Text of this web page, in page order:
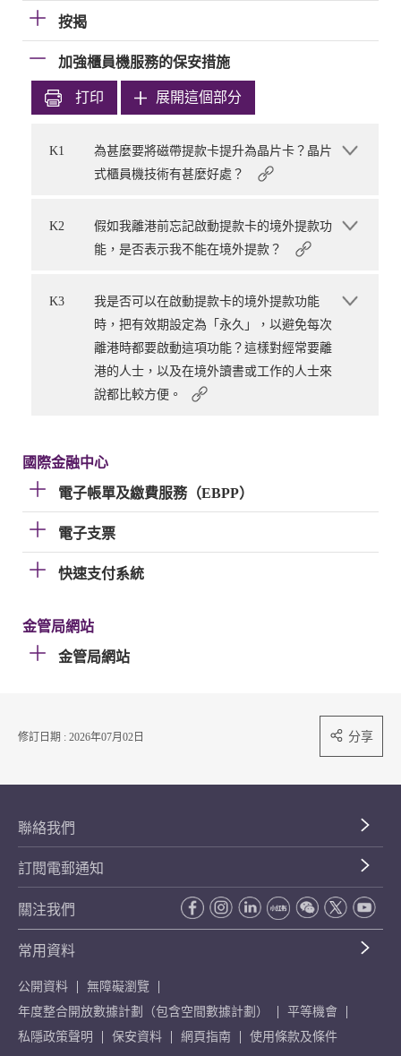
按揭
加強櫃員機服務的保安措施
打印 展開這個部分
K1
為甚麼要將磁帶提款卡提升為晶片卡？晶片
式櫃員機技術有甚麼好處？
K2
假如我離港前忘記啟動提款卡的境外提款功
能，是否表示我不能在境外提款？
K3
我是否可以在啟動提款卡的境外提款功能
時，把有效期設定為「永久」，以避免每次
離港時都要啟動這項功能？這樣對經常要離
港的人士，以及在境外讀書或工作的人士來
說都比較方便。
國際金融中心
電子帳單及繳費服務（EBPP）
電子支票
快速支付系統
金管局網站
金管局網站
修訂日期 : 2026年07月02日 分享
聯絡我們
訂閱電郵通知
關注我們
常用資料
公開資料
無障礙瀏覽
年度整合開放數據計劃（包含空間數據計劃）
平等機會
私隱政策聲明
保安資料 網頁指南 使用條款及條件